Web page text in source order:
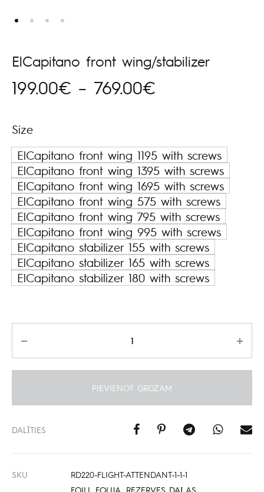
ElCapitano front wing/stabilizer
199.00€ – 769.00€
199.00€
through
769.00€
Size
ElCapitano front wing 1195 with screws
ElCapitano front wing 1395 with screws
ElCapitano front wing 1695 with screws
ElCapitano front wing 575 with screws
ElCapitano front wing 795 with screws
ElCapitano front wing 995 with screws
ElCapitano stabilizer 155 with screws
ElCapitano stabilizer 165 with screws
ElCapitano stabilizer 180 with screws
PIEVIENOT GROZAM
DALĪTIES
SKU
RD220-FLIGHT-ATTENDANT-1-1-1
FOILI
FOLIJA REZERVES DAĻAS